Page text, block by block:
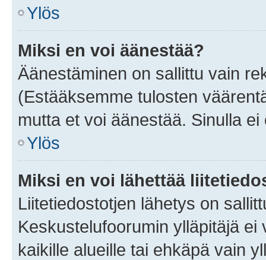
Ylös
Miksi en voi äänestää?
Äänestäminen on sallittu vain
(Estääksemme tulosten
mutta et voi äänestää. Sinulla
Ylös
Miksi en voi lähettää
Liitetiedostotjen lähetys on
Keskustelufoorumin ylläpitäjä
kaikille alueille tai ehkäpä vain